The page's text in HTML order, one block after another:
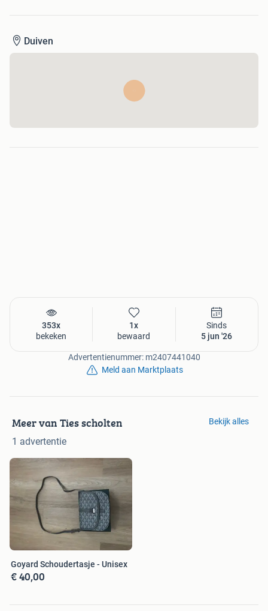
Duiven
353x
bekeken
1x
bewaard
Sinds
5 jun '26
Advertentienummer: m2407441040
Meld aan Marktplaats
Meer van Ties scholten
1 advertentie
Bekijk alles
Goyard Schoudertasje - Unisex
€ 40,00